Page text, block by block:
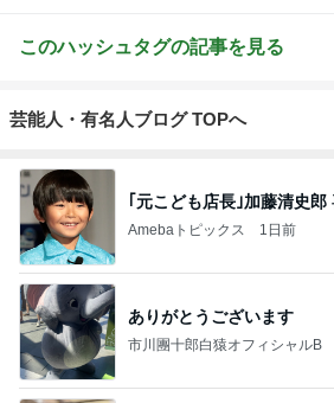
このハッシュタグの記事を見る
芸能人・有名人ブログ TOPへ
｢元こども店長｣加藤清史郎
Amebaトピックス 1日前
ありがとうございます
市川團十郎白猿オフィシャルB